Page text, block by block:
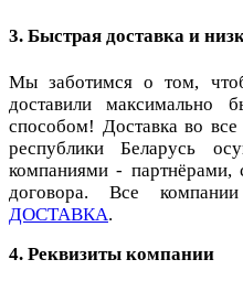
3. Быстрая доставка и
Мы заботимся о том,
доставили
способом! Доставка во
республики Беларусь
компаниями -
договора. Все
ДОСТАВКА.
4. Реквизиты компании